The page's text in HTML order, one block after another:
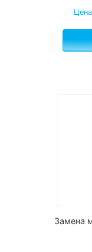
Замена